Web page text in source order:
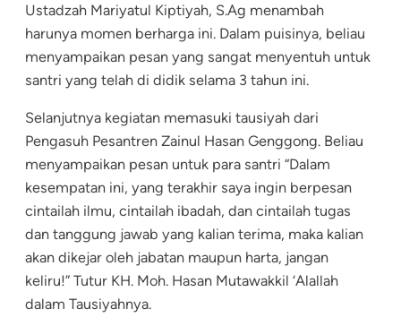
Ustadzah Mariyatul Kiptiyah, S.Ag menambah
harunya momen berharga ini. Dalam puisinya, beliau
menyampaikan pesan yang sangat menyentuh untuk
santri yang telah di didik selama 3 tahun ini.
Selanjutnya kegiatan memasuki tausiyah dari
Pengasuh Pesantren Zainul Hasan Genggong. Beliau
menyampaikan pesan untuk para santri “Dalam
kesempatan ini, yang terakhir saya ingin berpesan
cintailah ilmu, cintailah ibadah, dan cintailah tugas
dan tanggung jawab yang kalian terima, maka kalian
akan dikejar oleh jabatan maupun harta, jangan
keliru!” Tutur KH. Moh. Hasan Mutawakkil ‘Alallah
dalam Tausiyahnya.